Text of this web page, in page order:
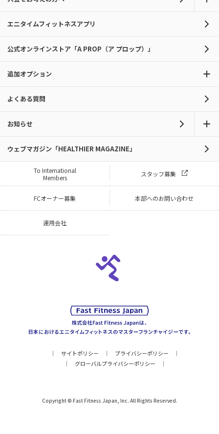
エニタイムフィットネスアプリ
公式オンラインストア「A PROP（ア プロップ）」
追加オプション
よくある質問
お知らせ
ウェブマガジン「HEALTHIER MAGAZINE」
To International
Members
スタッフ募集
FCオーナー募集 本部へのお問い合わせ
運用会社
サイトポリシー
プライバシーポリシー
グローバルプライバシーポリシー
Copyright © Fast Fitness Japan, Inc. All Rights Reserved.